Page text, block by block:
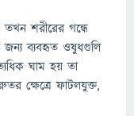
তখন শরীরের গন্ধে
জন্য ব্যবহৃত ওষুধগুলি
ঘাম হয় তা
ক্ষেত্রে ফাটলযুক্ত,